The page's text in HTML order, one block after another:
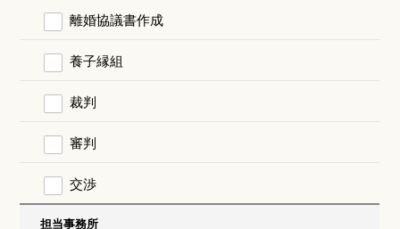
離婚協議書作成
養子縁組
裁判
審判
交渉
担当事務所